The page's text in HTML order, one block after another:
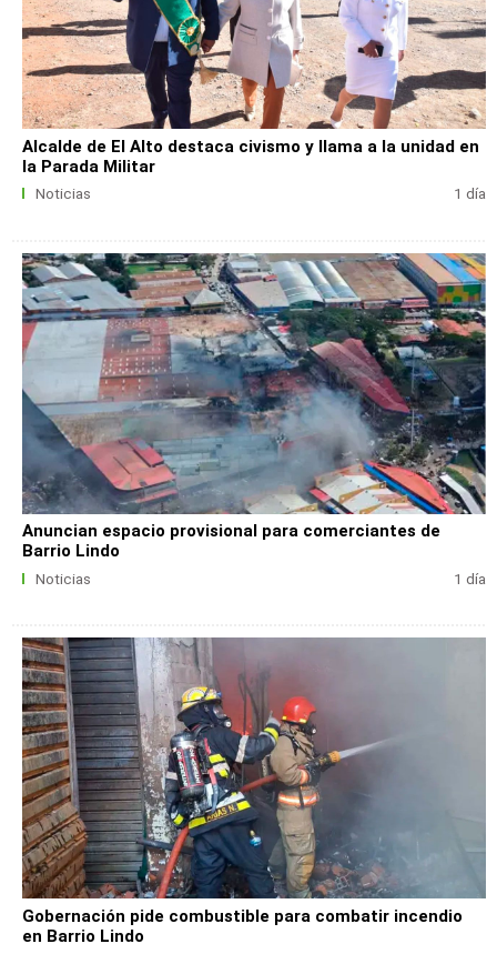
Alcalde de El Alto destaca civismo y llama a la unidad en
la Parada Militar
Noticias 1 día
Anuncian espacio provisional para comerciantes de
Barrio Lindo
Noticias 1 día
Gobernación pide combustible para combatir incendio
en Barrio Lindo